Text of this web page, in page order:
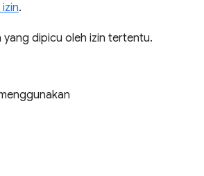
.
dipicu oleh izin tertentu.